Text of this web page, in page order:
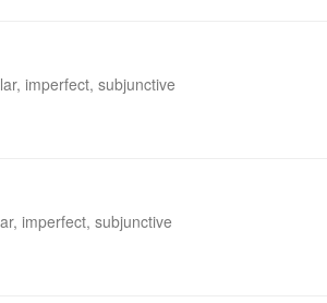
imperfect, subjunctive
imperfect, subjunctive